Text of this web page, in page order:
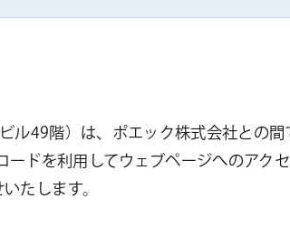
49階）は、ポエック株式会社との
ドを利用してウェブページへのアク
たします。